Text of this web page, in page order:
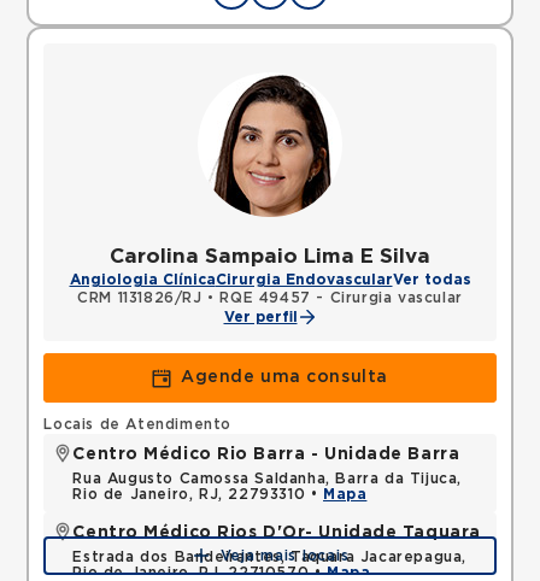
Carolina Sampaio Lima E Silva
Angiologia ClínicaCirurgia EndovascularVer todas
CRM 1131826/RJ •
RQE 49457 - Cirurgia vascular
Ver perfil
Agende uma consulta
Locais de Atendimento
Centro Médico Rio Barra - Unidade Barra
Rua Augusto Camossa Saldanha, Barra da Tijuca,
Rio de Janeiro, RJ, 22793310 •
Mapa
Centro Médico Rios D'Or- Unidade Taquara
Estrada dos Bandeirantes, Taquara Jacarepagua,
Rio de Janeiro, RJ, 22710570 •Mapa
Veja mais locais